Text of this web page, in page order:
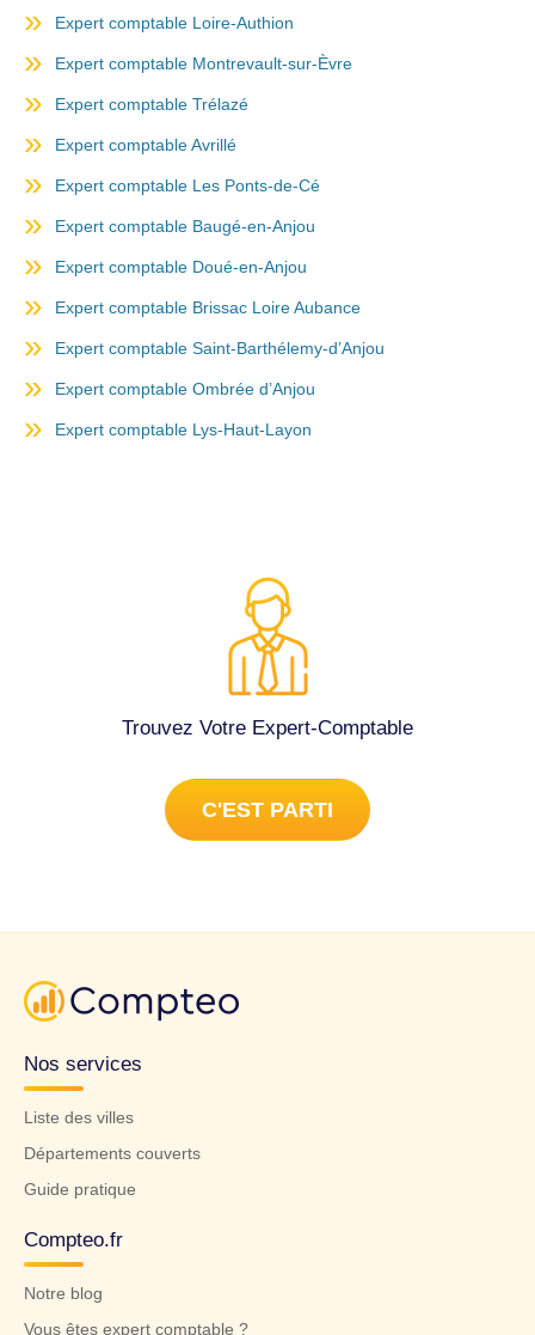
Expert comptable Loire-Authion
Expert comptable Montrevault-sur-Èvre
Expert comptable Trélazé
Expert comptable Avrillé
Expert comptable Les Ponts-de-Cé
Expert comptable Baugé-en-Anjou
Expert comptable Doué-en-Anjou
Expert comptable Brissac Loire Aubance
Expert comptable Saint-Barthélemy-d’Anjou
Expert comptable Ombrée d’Anjou
Expert comptable Lys-Haut-Layon
Trouvez Votre Expert-Comptable
C'EST PARTI
Nos services
Liste des villes
Départements couverts
Guide pratique
Compteo.fr
Notre blog
Vous êtes expert comptable ?